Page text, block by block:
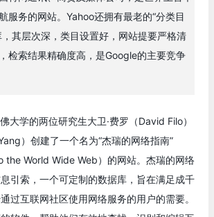
服务的网站。Yahoo还拥有最老的“分类目
，其层次深，类目设置好，网站提要严格清
检索结果精确度高，是Google的主要竞争
大学的两位研究生大卫·费罗（David Filo）
）创建了一个名为“杰瑞的网络指南”
the World Wide Web）的网站。杰瑞的网络
引索，一个可定制的数据库，旨在满足成千
过互联网社区使用网络服务的用户的需要。